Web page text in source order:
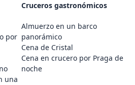
por
una
Cruceros gastronómicos
Almuerzo en un barco
panorámico
Cena de Cristal
Cena en crucero por Praga de
noche